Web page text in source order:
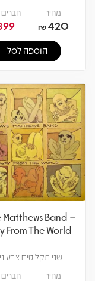
מחיר
420
₪
חברים 5%
הוספה לסל
Matthews Band –
From The World
שני תקליטים
מחיר חברים 5%